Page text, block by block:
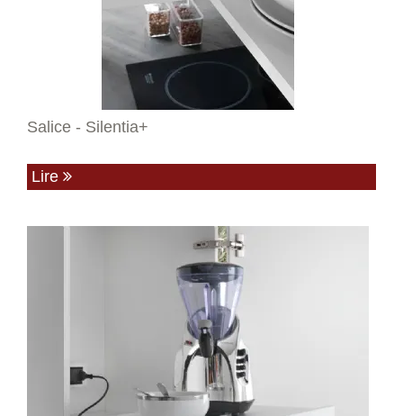
Salice - Silentia+
Lire